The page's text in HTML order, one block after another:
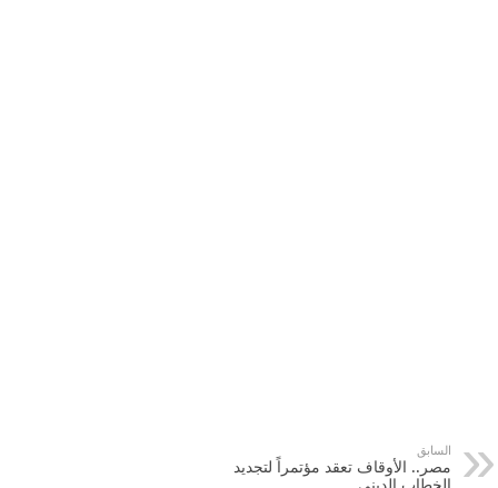
السابق
مصر.. الأوقاف تعقد مؤتمراً لتجديد